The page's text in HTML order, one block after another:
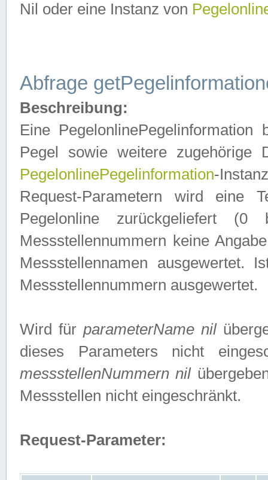
Nil oder eine Instanz von
Abfrage
Beschreibung:
Eine
Pegel sowie weitere zugehörige
PegelonlinePegelinformation-
Request-Parametern wird eine
Pegelonline zurückgeliefert
Messstellennummern keine
Messstellennamen ausgewertet.
Messstellennummern ausgewertet.
Wird fürparameterName nil
dieses Parameters nicht
messstellenNummern nil
Messstellen nicht eingeschränkt.
Request-Parameter: